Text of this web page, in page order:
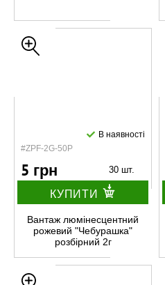
#ZPF-2G-50P
В наявності
5 грн 30 шт.
КУПИТИ
Вантаж люмінесцентний
рожевий "Чебурашка"
розбірний 2г